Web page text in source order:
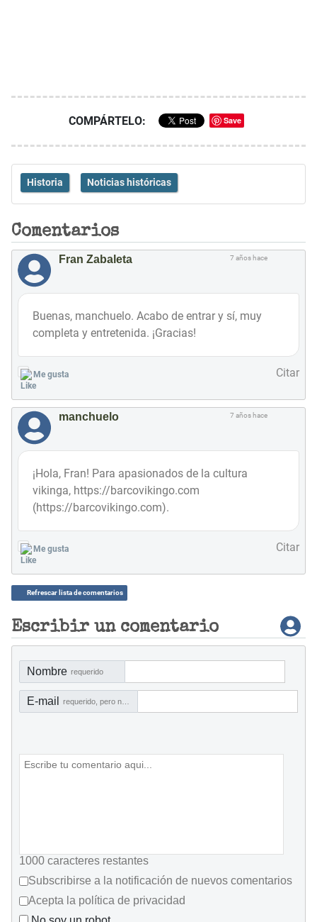
COMPÁRTELO: Save
Historia Noticias históricas
Comentarios
Fran Zabaleta 7 años hace
Buenas, manchuelo. Acabo de entrar y sí, muy
completa y entretenida. ¡Gracias!
Me gusta Citar
manchuelo 7 años hace
¡Hola, Fran! Para apasionados de la cultura
vikinga, https://barcovikingo.com
(https://barcovikingo.com).
Me gusta Citar
Refrescar lista de comentarios
Escribir un comentario
Nombre requerido
E-mail
1000 caracteres restantes
Subscribirse a la notificación de nuevos comentarios
Acepta la política de privacidad